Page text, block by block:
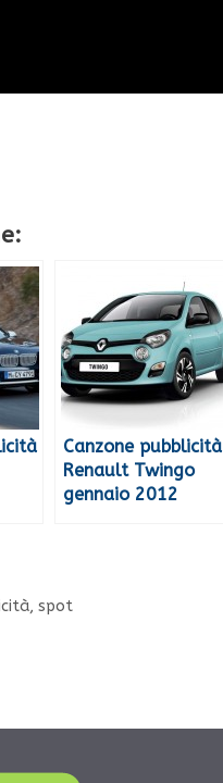
Canzone pubblicità
Renault Twingo
gennaio 2012
,spot